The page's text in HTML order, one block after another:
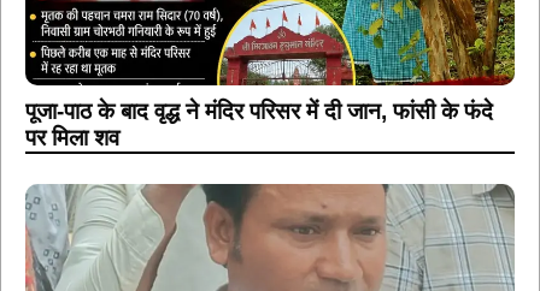
पूजा-पाठ के बाद वृद्ध ने मंदिर परिसर में दी जान, फांसी के फंदे
पर मिला शव